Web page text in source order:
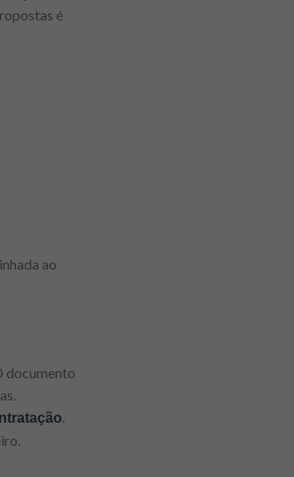
é
ao
documento